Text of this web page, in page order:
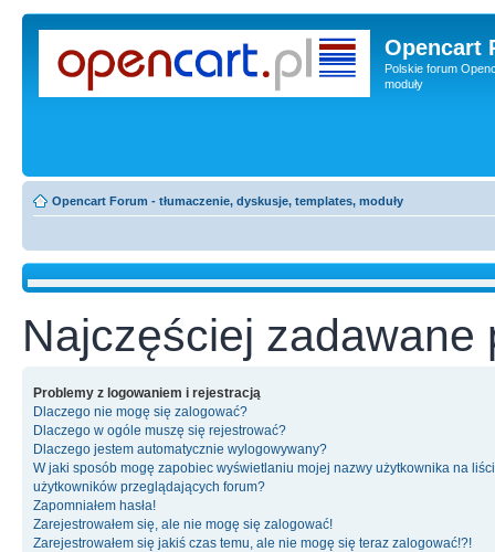
Opencart
Polskie forum
moduły
Opencart Forum - tłumaczenie, dyskusje, templates, moduły
Najczęściej zadawane
Problemy z logowaniem i rejestracją
Dlaczego nie mogę się zalogować?
Dlaczego w ogóle muszę się rejestrować?
Dlaczego jestem automatycznie wylogowywany?
W jaki sposób mogę zapobiec wyświetlaniu mojej nazwy użytkownika na
użytkowników przeglądających forum?
Zapomniałem hasła!
Zarejestrowałem się, ale nie mogę się zalogować!
Zarejestrowałem się jakiś czas temu, ale nie mogę się teraz zalogować!?!